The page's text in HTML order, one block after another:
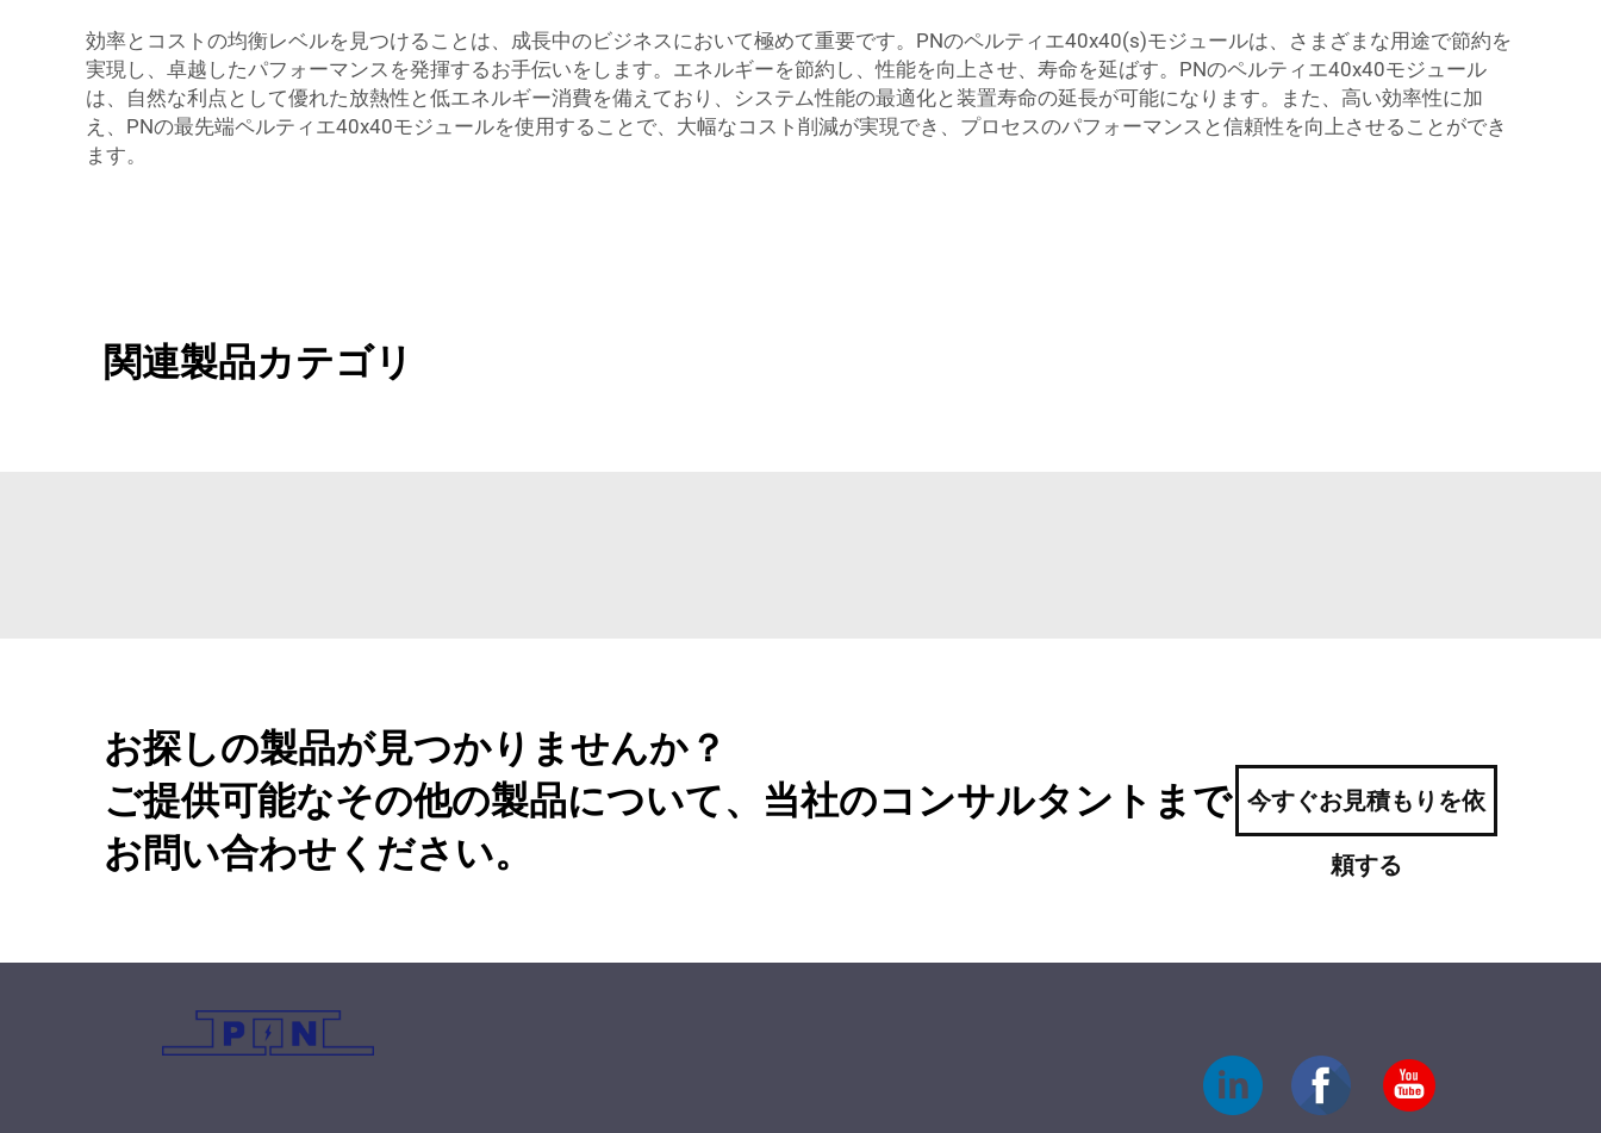
効率とコストの均衡レベルを見つけることは、成長中のビジネスにおいて極めて重要です。PNのペルティエ40x40(s)モジュールは、さまざまな用途で節約を
実現し、卓越したパフォーマンスを発揮するお手伝いをします。エネルギーを節約し、性能を向上させ、寿命を延ばす。PNのペルティエ40x40モジュール
は、自然な利点として優れた放熱性と低エネルギー消費を備えており、システム性能の最適化と装置寿命の延長が可能になります。また、高い効率性に加
え、PNの最先端ペルティエ40x40モジュールを使用することで、大幅なコスト削減が実現でき、プロセスのパフォーマンスと信頼性を向上させることができ
ます。
関連製品カテゴリ
お探しの製品が見つかりませんか？
ご提供可能なその他の製品について、当社のコンサルタントまで
お問い合わせください。
今すぐお見積もりを依
頼する